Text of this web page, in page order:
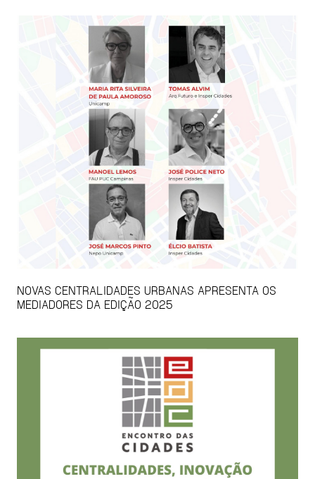
NOVAS CENTRALIDADES URBANAS APRESENTA OS
MEDIADORES DA EDIÇÃO 2025